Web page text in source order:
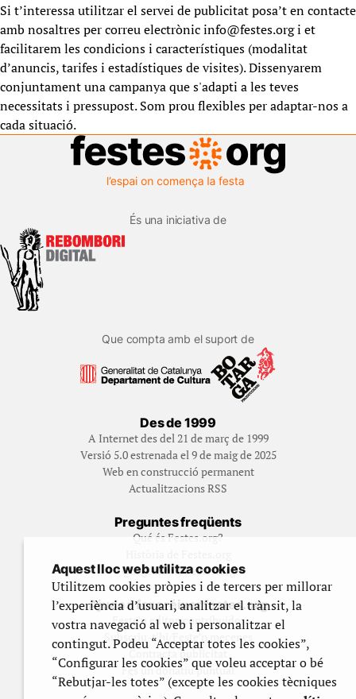
Si t’interessa utilitzar el servei de publicitat posa’t en contacte
amb nosaltres per correu electrònic info@festes.org i et
facilitarem les condicions i característiques (modalitat
d’anuncis, tarifes i estadístiques de visites). Dissenyarem
conjuntament una campanya que s'adapti a les teves
necessitats i pressupost. Som prou flexibles per adaptar-nos a
cada situació.
És una iniciativa de
Que compta amb el suport de
Des de 1999
A Internet des del 21 de març de 1999
Versió 5.0 estrenada el 9 de maig de 2025
Web en construcció permanent
Actualitzacions RSS
Preguntes freqüents
Qué és Festes.org?
Qui gestiona Festes.org
Ajuda a fer créixer festes.org
Feste’n editor/contribuidor
Subscriu-t’hi/Feste’n mecenes
Contracta publicitat
Fes un donatiu puntual
Aquest lloc web utilitza cookies
Utilitzem cookies pròpies i de tercers per millorar
l’experiència d’usuari, analitzar el trànsit, la
vostra navegació al web i personalitzar el
contingut. Podeu “Acceptar totes les cookies”,
“Configurar les cookies” que voleu acceptar o bé
“Rebutjar-les totes” (excepte les cookies tècniques